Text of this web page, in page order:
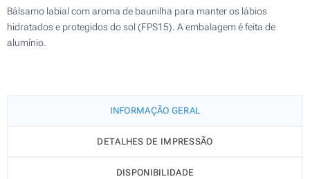
Bálsamo labial com aroma de baunilha para manter os lábios
hidratados e protegidos do sol (FPS15). A embalagem é feita de
alumínio.
INFORMAÇÃO GERAL
DETALHES DE IMPRESSÃO
DISPONIBILIDADE